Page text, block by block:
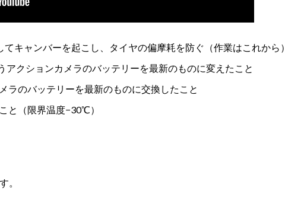
キャンバーを起こし、タイヤの偏摩耗を防ぐ（作業はこれから）
アクションカメラのバッテリーを最新のものに変えたこと
ラのバッテリーを最新のものに交換したこと
と（限界温度−30℃）
。